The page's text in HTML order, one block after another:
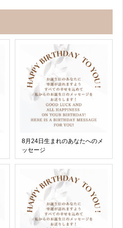
8月24日生まれのあなたへのメ
ッセージ